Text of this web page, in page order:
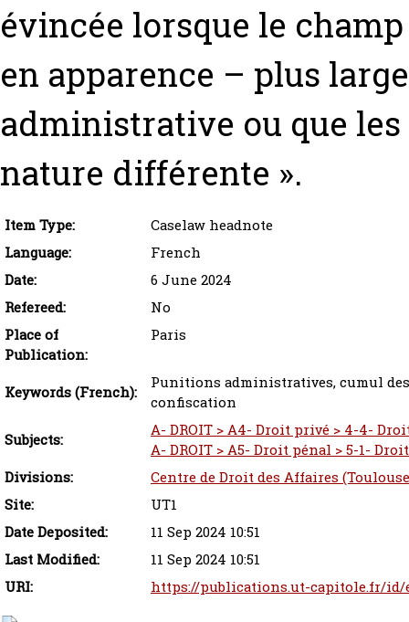
évincée lorsque le
en apparence – plus
administrative ou que
nature différente ».
Item Type:
Caselaw headnote
Language:
French
Date:
6 June 2024
Refereed:
No
Place of
Publication:
Paris
Keywords (French):
Punitions administratives, cumul
confiscation
Subjects:
A- DROIT > A4- Droit privé > 4-4-
A- DROIT > A5- Droit pénal > 5-1-
Divisions:
Centre de Droit des Affaires
Site:
UT1
Date Deposited:
11 Sep 2024 10:51
Last Modified:
11 Sep 2024 10:51
URI:
https://publications.ut-capitole.fr/id/